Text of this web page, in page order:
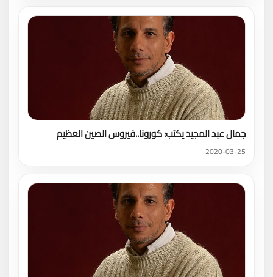
جمال عبد المجيد يكتب: كورونا..فيروس الصين العظيم
2020-03-25